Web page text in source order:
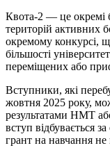
Квота-2 — це окремі
територій активних
окремому конкурсі,
більшості
переміщених або
Вступники, які
жовтня 2025 року,
результатами НМТ
вступ відбувається
грант на навчання не